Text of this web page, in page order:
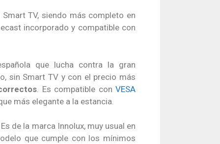
TV, siendo más completo en
incorporado y compatible con
que lucha contra la gran
sin Smart TV y con el precio más
. Es compatible con VESA
más elegante a la estancia.
Es de la marca Innolux, muy usual en
que cumple con los mínimos